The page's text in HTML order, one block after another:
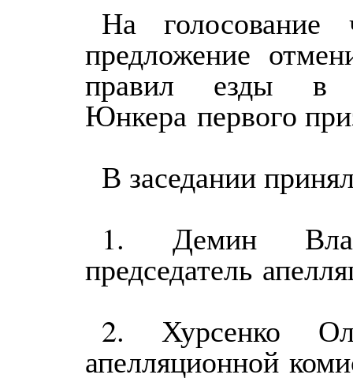
На голосование
предложение
правил езды в
Юнкера первого
В заседании
1. Демин
председатель
2. Хурсенко
апелляционной